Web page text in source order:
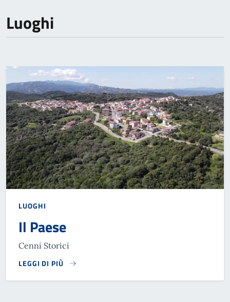
Luoghi
LUOGHI
Il Paese
Cenni Storici
LEGGI DI PIÙ